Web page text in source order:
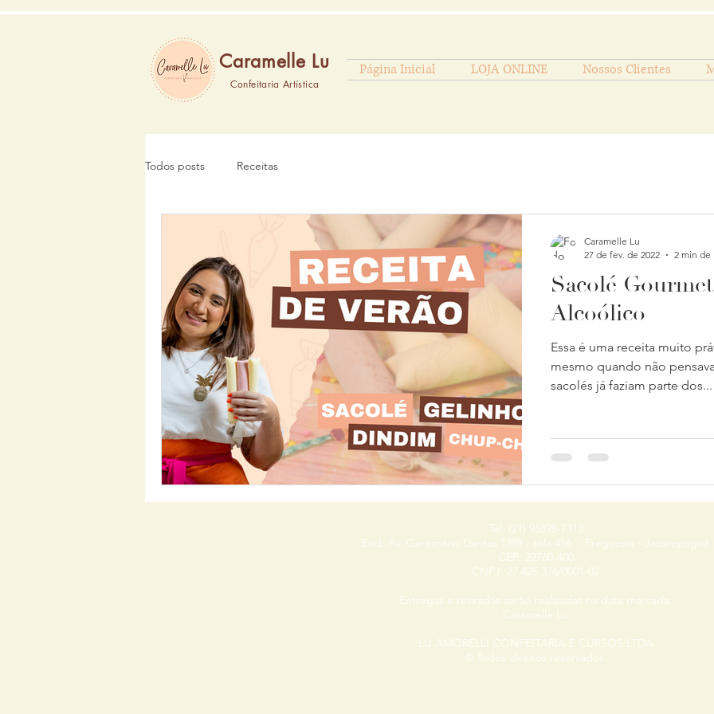
Caramelle Lu
Confeitaria Artística
Página Inicial LOJA ONLINE Nossos Clientes
Todos posts Receitas
Sacolé
Alcoólico
Essa é uma receita muito
mesmo quando não
sacolés já faziam parte dos...
Caramelle Lu
27 de fev. de 2022
2 min de
Tel: (21) 96898-7313
End: Av. Geremário Dantas 1389 - sala 416 - Freguesia - Jacarepaguá
CEP: 22760-400
CNPJ: 27.425.376/0001-02
Entregas e retiradas serão realizadas na data marcada.
Caramelle Lu
LU AMORELLI CONFEITARIA E CURSOS LTDA
© Todos direitos reservados.